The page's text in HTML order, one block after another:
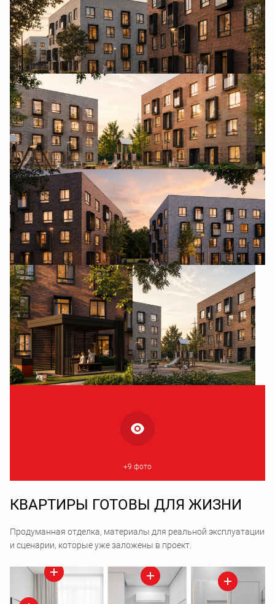
+9 фото
КВАРТИРЫ ГОТОВЫ ДЛЯ ЖИЗНИ
Продуманная отделка, материалы для реальной эксплуатации
и сценарии, которые уже заложены в проект.